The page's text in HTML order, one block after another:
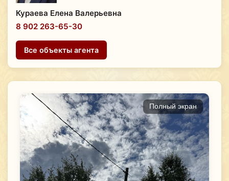
Полный экран
Кураева Елена Валерьевна
8 902 263-65-30
Все объекты агента